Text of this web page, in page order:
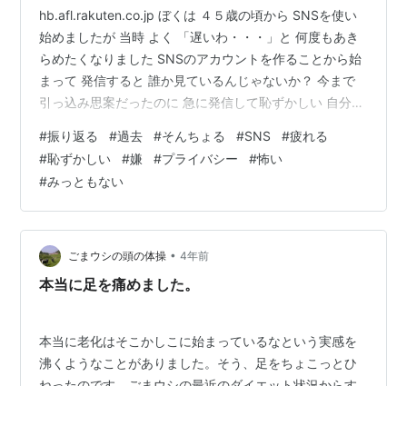
hb.afl.rakuten.co.jp ぼくは ４５歳の頃から SNSを使い
始めましたが 当時 よく 「遅いわ・・・」と 何度もあき
らめたくなりました SNSのアカウントを作ることから始
まって 発信すると 誰か見ているんじゃないか？ 今まで
引っ込み思案だったのに 急に発信して恥ずかしい 自分の
塊のようでした 実際見られて 知らずに腹が立ったことも
ありました でも 発信しているのは自分だし 発信してい
るんだから 他の人が見ても 何も言えない でも受け入れ
がたい そんな矛盾と戦いながら 過ごしていました いま
は このブログで 自分の発信をする…
#振り返る #過去 #そんちょる #SNS #疲れる
#恥ずかしい #嫌 #プライバシー #怖い
#みっともない
ごまウシの頭の体操 • 4年前
本当に足を痛めました。